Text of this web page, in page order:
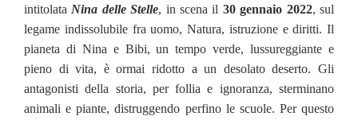
intitolata Nina delle Stelle, in scena il 30 gennaio 2022, sul
legame indissolubile fra uomo, Natura, istruzione e diritti. Il
pianeta di Nina e Bibi, un tempo verde, lussureggiante e
pieno di vita, è ormai ridotto a un desolato deserto. Gli
antagonisti della storia, per follia e ignoranza, sterminano
animali e piante, distruggendo perfino le scuole. Per questo